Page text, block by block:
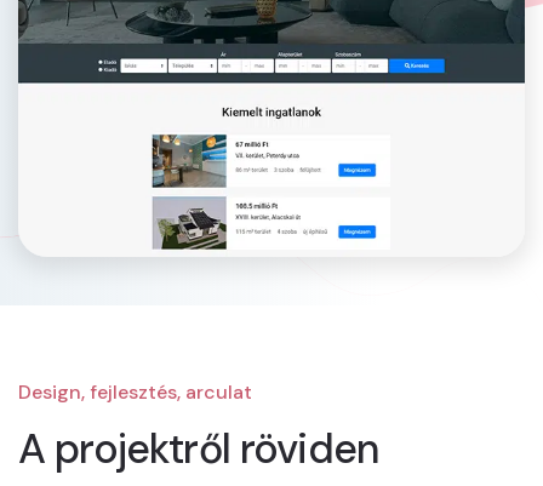
Design, fejlesztés, arculat
A projektről röviden